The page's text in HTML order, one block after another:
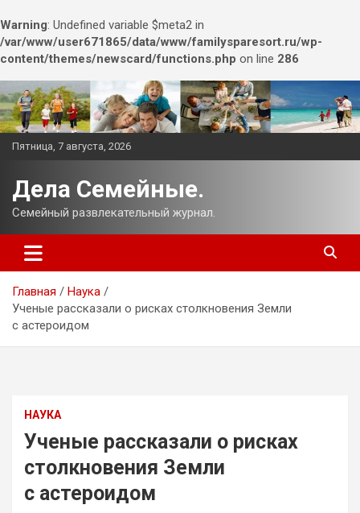
Warning: Undefined variable $meta2 in
/var/www/user671865/data/www/familysparesort.ru/wp-
content/themes/newscard/functions.php on line 286
Перейти
к
содержимому
Пятница, 7 августа, 2026
Дела Семейные.
Семейный развлекательный журнал.
Главная
Наука
Ученые рассказали о рисках столкновения Земли
с астероидом
НАУКА
Ученые рассказали о рисках
столкновения Земли
с астероидом